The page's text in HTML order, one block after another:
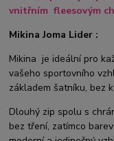
vnitřním fleesovým
Mikina Joma Lider :
Mikina je ideální pro
vašeho sportovního
základem šatníku, bez
Dlouhý zip spolu s
bez tření, zatímco